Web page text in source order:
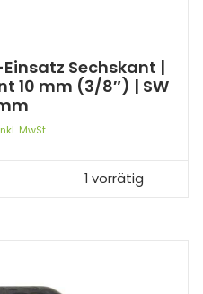
Sechskant |
10 mm (3/8″) | SW
MwSt.
1 vorrätig